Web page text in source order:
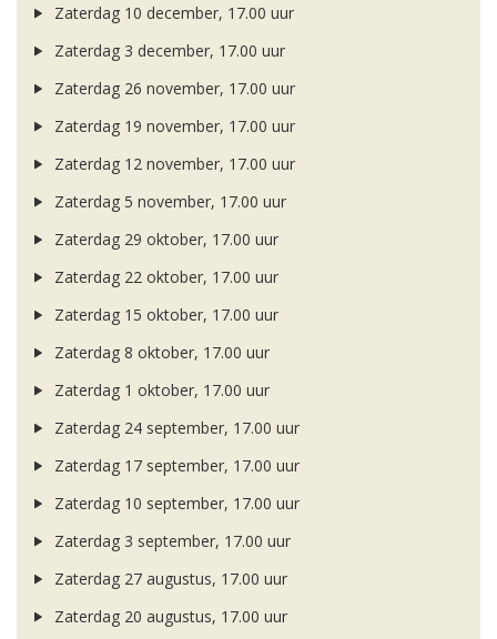
Zaterdag 10 december, 17.00 uur
Zaterdag 3 december, 17.00 uur
Zaterdag 26 november, 17.00 uur
Zaterdag 19 november, 17.00 uur
Zaterdag 12 november, 17.00 uur
Zaterdag 5 november, 17.00 uur
Zaterdag 29 oktober, 17.00 uur
Zaterdag 22 oktober, 17.00 uur
Zaterdag 15 oktober, 17.00 uur
Zaterdag 8 oktober, 17.00 uur
Zaterdag 1 oktober, 17.00 uur
Zaterdag 24 september, 17.00 uur
Zaterdag 17 september, 17.00 uur
Zaterdag 10 september, 17.00 uur
Zaterdag 3 september, 17.00 uur
Zaterdag 27 augustus, 17.00 uur
Zaterdag 20 augustus, 17.00 uur